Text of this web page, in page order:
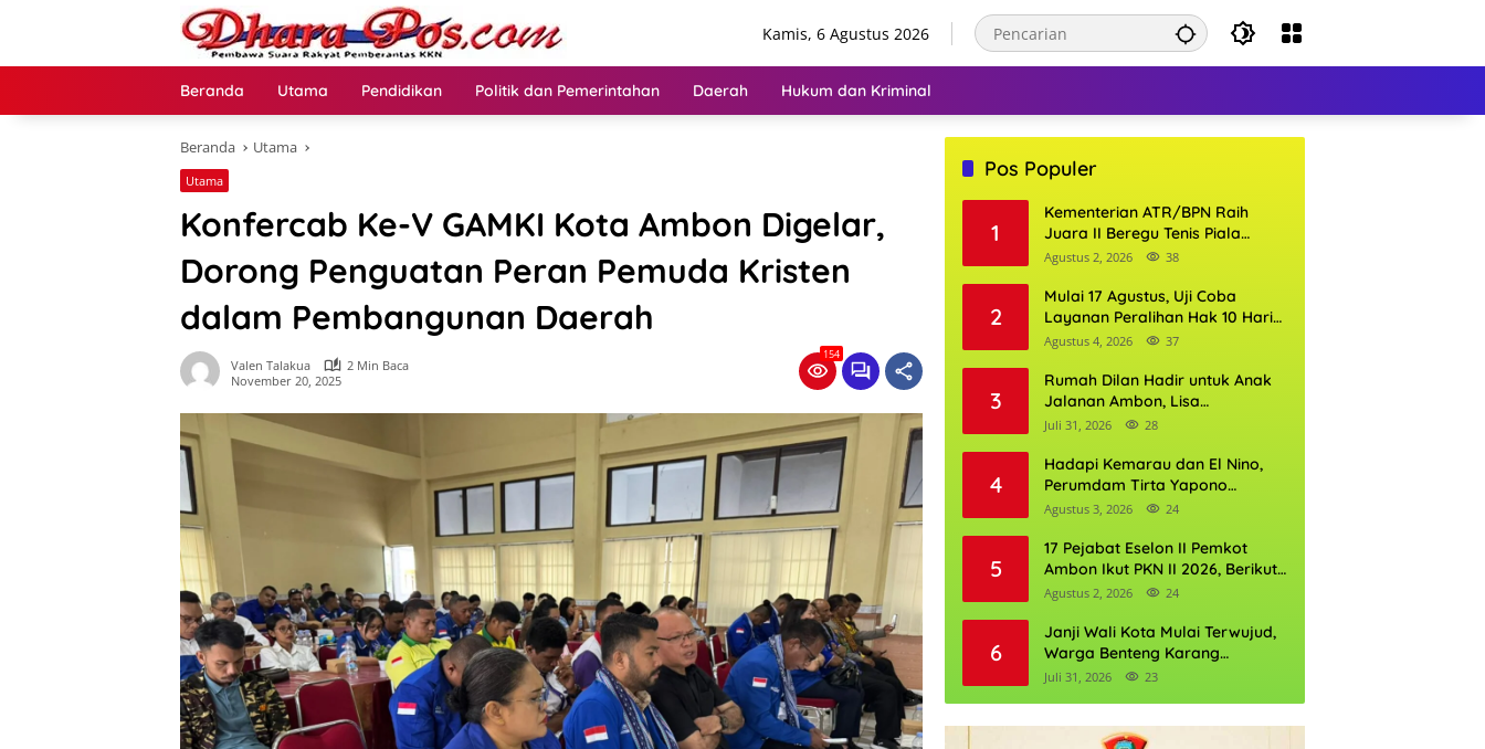
Kamis, 6 Agustus 2026
Beranda Utama Pendidikan Politik dan Pemerintahan Daerah Hukum dan Kriminal
Beranda Utama
Utama
Konfercab Ke-V GAMKI Kota Ambon Digelar,
Dorong Penguatan Peran Pemuda Kristen
dalam Pembangunan Daerah
Valen Talakua
2 Min Baca
November 20, 2025
154
Pos Populer
1
Kementerian ATR/BPN Raih
Juara II Beregu Tenis Piala
Gubernur DKI Jakarta 2026
Agustus 2, 2026 38
2
Mulai 17 Agustus, Uji Coba
Layanan Peralihan Hak 10 Hari
di 15 Kantor Pertanahan
Agustus 4, 2026 37
3
Rumah Dilan Hadir untuk Anak
Jalanan Ambon, Lisa
Wattimena: Tak Ada Anak yang
Depannya
Juli 31, 2026 28
4
Hadapi Kemarau dan El Nino,
Perumdam Tirta Yapono
Perkuat Cadangan Air Ambon
Agustus 3, 2026 24
5
17 Pejabat Eselon II Pemkot
Ambon Ikut PKN II 2026, Berikut
Daftarnya
Agustus 2, 2026 24
6
Janji Wali Kota Mulai Terwujud,
Warga Benteng Karang
Ditargetkan Nikmati Air Bersih
Juli 31, 2026 23